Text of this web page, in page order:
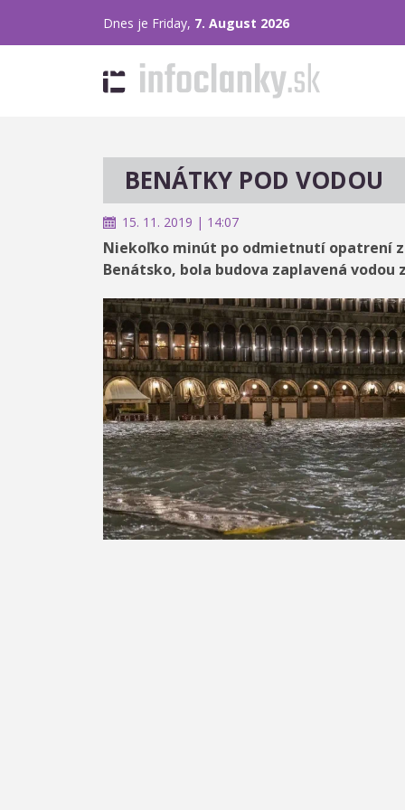
Dnes je Friday, 7. August 2026
BENÁTKY POD VODOU
15. 11. 2019 | 14:07
Niekoľko minút po odmietnutí opatrení
Benátsko, bola budova zaplavená